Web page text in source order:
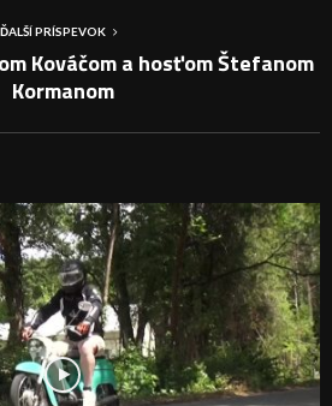
ĎALŠÍ PRÍSPEVOK
Kováčom a hosťom Štefanom
Kormanom